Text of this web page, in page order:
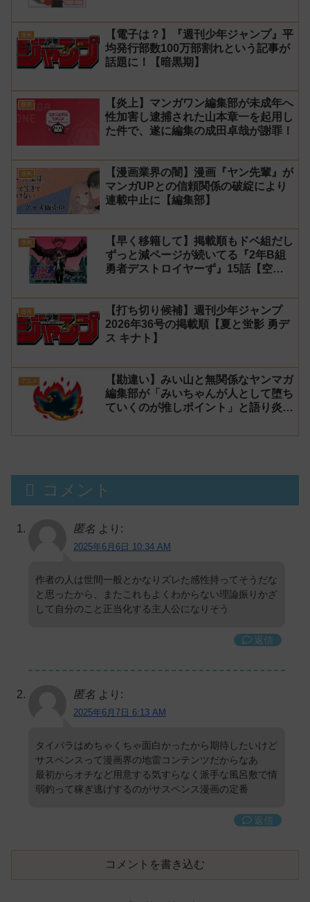
漫画
【電子は？】『週刊少年ジャンプ』平
均発行部数100万部割れという記事が
話題に！【暗黒期】
漫画
【炎上】マンガワン編集部が未成年へ
性加害し逮捕された山本章一を起用し
た件で、遂に編集の成田卓哉が謝罪！
漫画
【漫画業界の闇】漫画『ヤン先輩』が
マンガUPとの信頼関係の破綻により
連載中止に【編集部】
漫画
【早く移籍して】掲載順もドベ組だし
ずっと減ページが続いてる『2年B組
勇者デストロイヤーず』15話【空
漫画
【打ち切り候補】週刊少年ジャンプ
2026年36号の掲載順【夏と蛍影 勇デ
ス キナト】
アニメ
【勘違い】みい山と無関係なヤンマガ
編集部が「みいちゃんが人として堕ち
ていくのが推しポイント」と語り炎上
ス】
コメント
匿名 より:
2025年6月6日 10:34 AM
作者の人は世間一般とかなりズレた感性持ってそうだな
と思ったから、またこれもよくわからない理論振りかざ
して自分のこと正当化する主人公になりそう
返信
匿名 より:
2025年6月7日 6:13 AM
タイパラはめちゃくちゃ面白かったから期待したいけど
サスペンスって漫画界の地雷コンテンツだからなあ
最初からオチなど用意する気すらなく派手な風呂敷で情
弱釣って稼ぎ逃げするのがサスペンス漫画の定番
返信
コメントを書き込む